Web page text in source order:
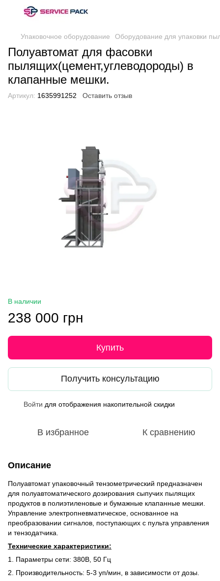
Упаковочное оборудование Оборудование для упаковки
Полуавтомат для фасовки
пылящих(цемент,углеводороды) в
клапанные мешки.
Артикул: 1635991252 Оставить отзыв
В наличии
238 000 грн
Купить
Получить консультацию
Войти для отображения накопительной скидки
В избранное К сравнению
Описание
Полуавтомат упаковочный тензометрический предназначен
для полуавтоматического дозирования сыпучих пылящих
продуктов в полиэтиленовые и бумажные клапанные мешки.
Управление электропневматическое, основанное на
преобразовании сигналов, поступающих с пульта управления
и тензодатчика.
Технические характеристики:
1. Параметры сети: 380В, 50 Гц
2. Производительность: 5-3 уп/мин, в зависимости от дозы.